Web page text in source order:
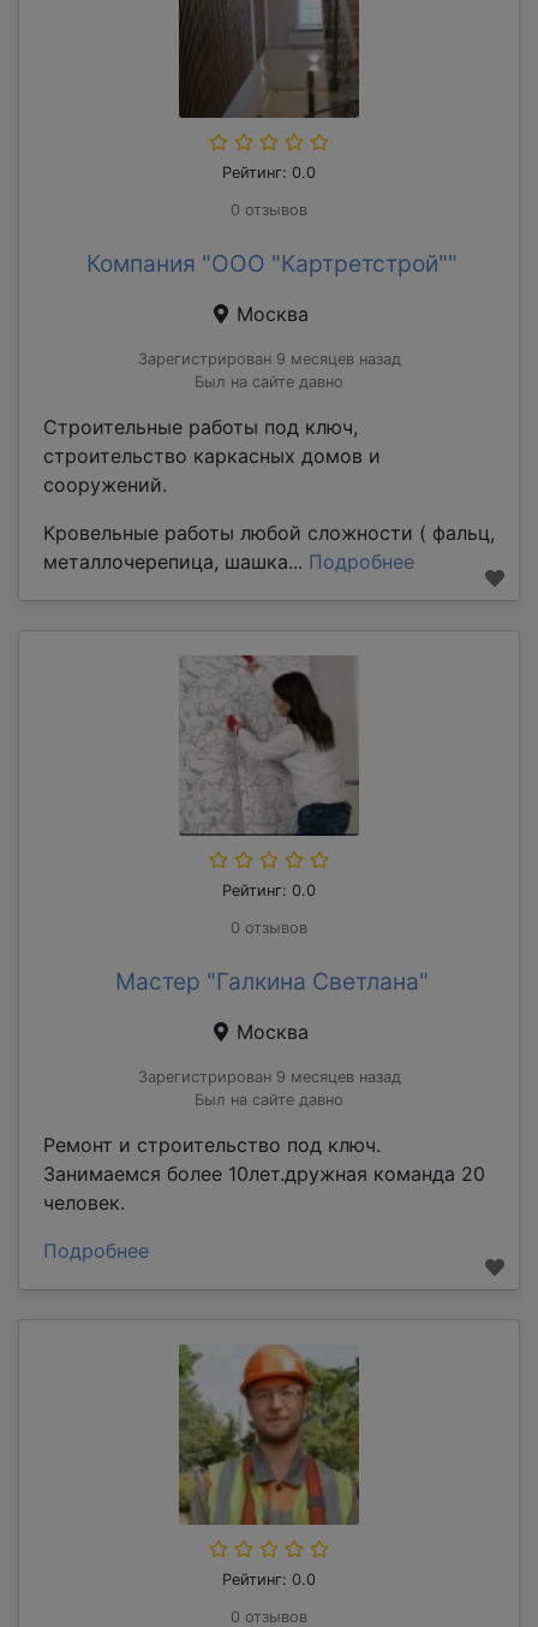
Рейтинг: 0.0
0 отзывов
Компания "ООО "Картретстрой""
Москва
Зарегистрирован 9 месяцев назад
Был на сайте давно
Строительные работы под ключ,
строительство каркасных домов и
сооружений.
Кровельные работы любой сложности ( фальц,
металлочерепица, шашка... Подробнее
Рейтинг: 0.0
0 отзывов
Мастер "Галкина Светлана"
Москва
Зарегистрирован 9 месяцев назад
Был на сайте давно
Ремонт и строительство под ключ.
Занимаемся более 10лет.дружная команда 20
человек.
Подробнее
Рейтинг: 0.0
0 отзывов